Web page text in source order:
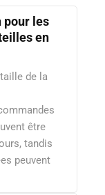
pour les
en
de la
être
tandis
peuvent